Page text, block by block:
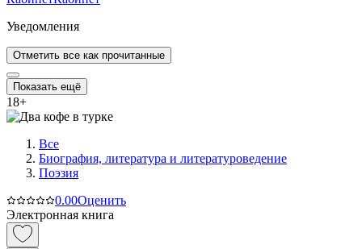
Уведомления
Отметить все как прочитанные
Показать ещё
18+
Все
Биография, литература и литературоведение
Поэзия
0.00Оценить
Электронная книга